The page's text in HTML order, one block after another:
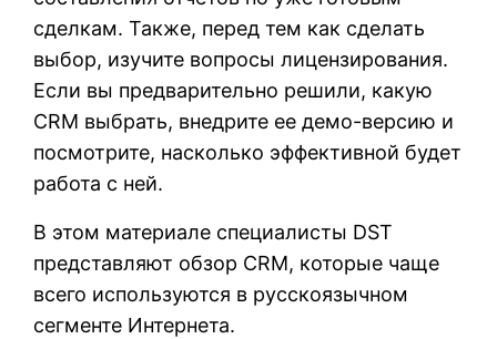
сделкам. Также, перед тем как сделать
выбор, изучите вопросы лицензирования.
Если вы предварительно решили, какую
CRM выбрать, внедрите ее демо-версию и
посмотрите, насколько эффективной будет
работа с ней.
В этом материале специалисты DST
представляют обзор CRM, которые чаще
всего используются в русскоязычном
сегменте Интернета.